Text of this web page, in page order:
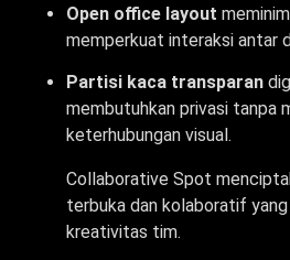
Open office layout
memperkuat interaksi antar
Partisi kaca transparan
membutuhkan privasi tanpa
keterhubungan visual.
Collaborative Spot
terbuka dan kolaboratif
kreativitas tim.